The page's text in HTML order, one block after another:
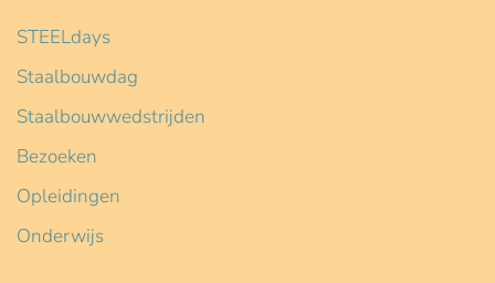
STEELdays
Staalbouwdag
Staalbouwwedstrijden
Bezoeken
Opleidingen
Onderwijs